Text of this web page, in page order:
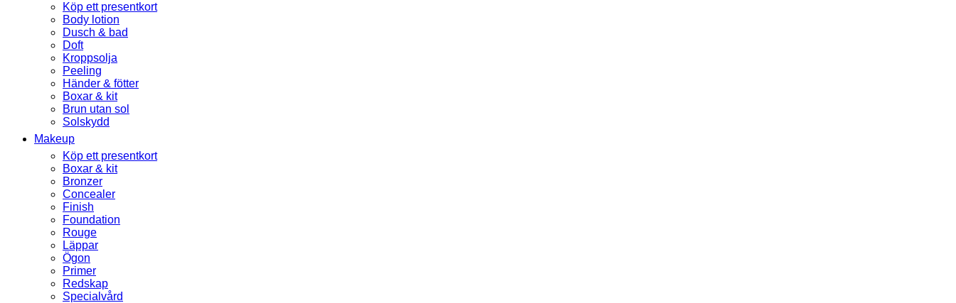
Köp ett presentkort
Body lotion
Dusch & bad
Doft
Kroppsolja
Peeling
Händer & fötter
Boxar & kit
Brun utan sol
Solskydd
Makeup
Köp ett presentkort
Boxar & kit
Bronzer
Concealer
Finish
Foundation
Rouge
Läppar
Ögon
Primer
Redskap
Specialvård